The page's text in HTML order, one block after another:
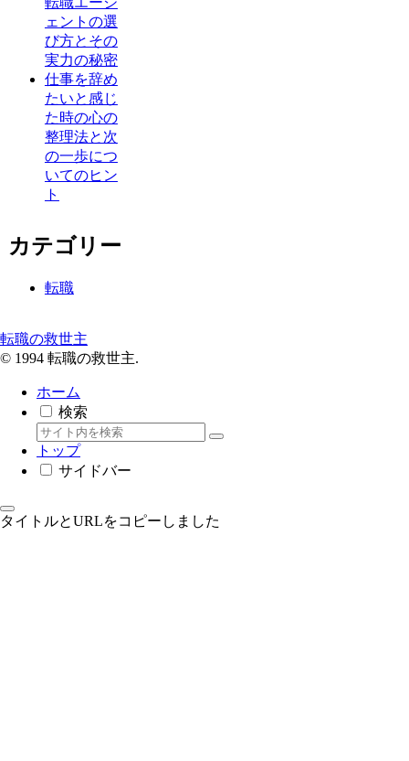
ェントの選
び方とその
実力の秘密
仕事を辞め
たいと感じ
た時の心の
整理法と次
の一歩につ
いてのヒン
ト
カテゴリー
転職
転職の救世主
© 1994 転職の救世主.
ホーム
検索
トップ
サイドバー
タイトルとURLをコピーしました